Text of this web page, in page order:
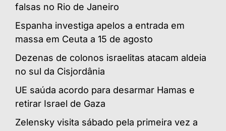
falsas no Rio de Janeiro
Espanha investiga apelos a entrada em
massa em Ceuta a 15 de agosto
Dezenas de colonos israelitas atacam aldeia
no sul da Cisjordânia
UE saúda acordo para desarmar Hamas e
retirar Israel de Gaza
Zelensky visita sábado pela primeira vez a